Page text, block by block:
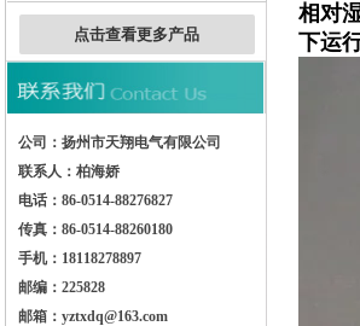
点击查看更多产品
公司：扬州市天翔电气有限公司
联系人：柏海娇
电话：86-0514-88276827
传真：86-0514-88260180
手机：18118278897
邮编：225828
邮箱：yztxdq@163.com
相对
下运